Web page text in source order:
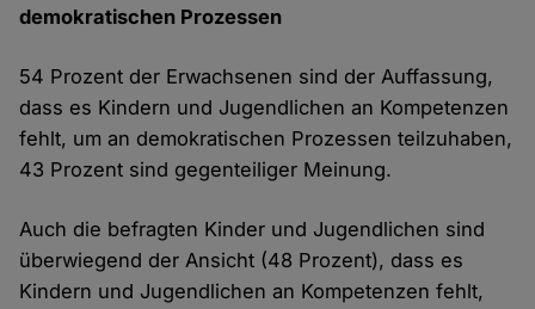
demokratischen Prozessen
54 Prozent der Erwachsenen sind der Auffassung,
dass es Kindern und Jugendlichen an Kompetenzen
fehlt, um an demokratischen Prozessen teilzuhaben,
43 Prozent sind gegenteiliger Meinung.
Auch die befragten Kinder und Jugendlichen sind
überwiegend der Ansicht (48 Prozent), dass es
Kindern und Jugendlichen an Kompetenzen fehlt,